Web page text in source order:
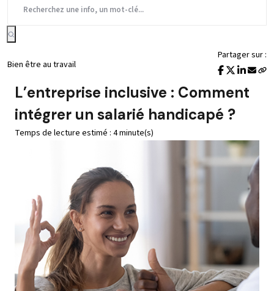
Bien être au travail
Partager sur :
L’entreprise inclusive : Comment
intégrer un salarié handicapé ?
Temps de lecture estimé : 4 minute(s)